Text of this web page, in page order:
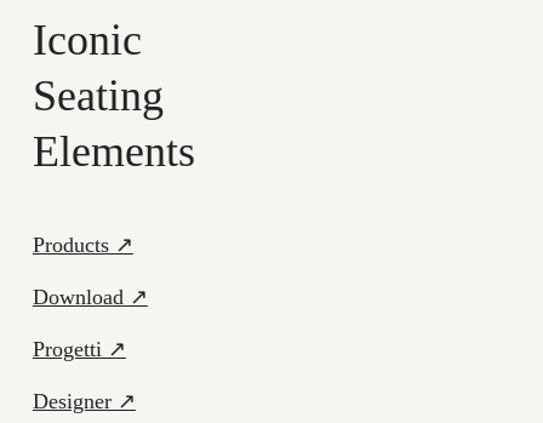
Iconic
Seating
Elements
Products ↗
Download ↗
Progetti ↗
Designer ↗